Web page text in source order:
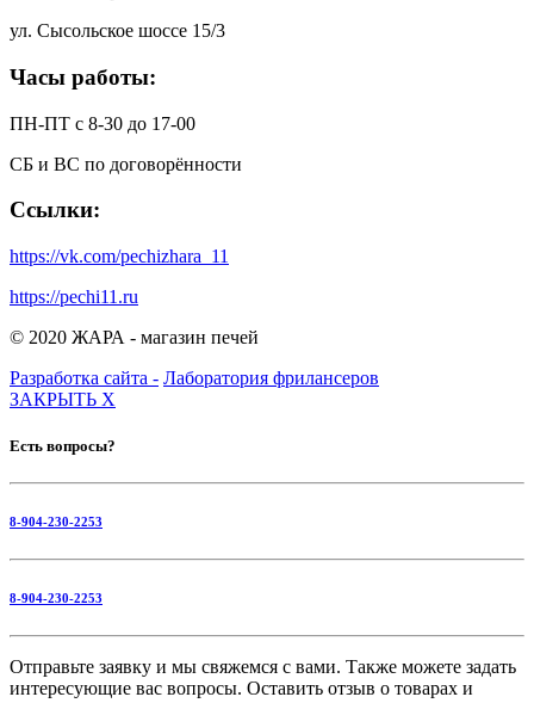
ул. Сысольское шоссе 15/3
Часы работы:
ПН-ПТ с 8-30 до 17-00
СБ и ВС по договорённости
Ссылки:
https://vk.com/pechizhara_11
https://pechi11.ru
© 2020 ЖАРА - магазин печей
Разработка сайта - Лаборатория фрилансеров
ЗАКРЫТЬ X
Есть вопросы?
8-904-230-2253
8-904-230-2253
Отправьте заявку и мы свяжемся с вами. Также можете задать
интересующие вас вопросы. Оставить отзыв о товарах и